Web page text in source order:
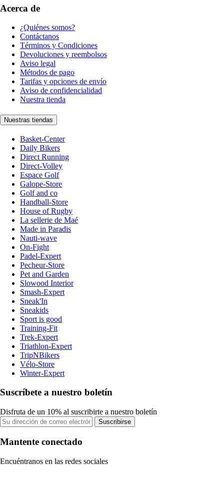
Acerca de
¿Quiénes somos?
Contáctanos
Términos y Condiciones
Devoluciones y reembolsos
Aviso legal
Métodos de pago
Tarifas y opciones de envío
Aviso de confidencialidad
Nuestra tienda
Nuestras tiendas
Basket-Center
Daily Bikers
Direct Running
Direct-Volley
Espace Golf
Galope-Store
Golf and co
Handball-Store
House of Rugby
La sellerie de Maé
Made in Paradis
Nauti-wave
On-Fight
Padel-Expert
Pecheur-Store
Pet and Garden
Slowood Interior
Smash-Expert
Sneak'In
Sneakids
Sport is good
Training-Fit
Trek-Expert
Triathlon-Expert
TripNBikers
Vélo-Store
Winter-Expert
Suscríbete a nuestro boletín
Disfruta de un 10% al suscribirte a nuestro boletín
Suscribirse
Mantente conectado
Encuéntranos en las redes sociales